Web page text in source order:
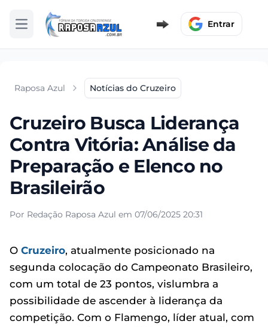
Abrir menu Entrar
Raposa Azul Notícias do Cruzeiro
Cruzeiro Busca Liderança
Contra Vitória: Análise da
Preparação e Elenco no
Brasileirão
Por Redação Raposa Azul em 07/06/2025 20:31
O Cruzeiro, atualmente posicionado na
segunda colocação do Campeonato Brasileiro,
com um total de 23 pontos, vislumbra a
possibilidade de ascender à liderança da
competição. Com o Flamengo, líder atual, com